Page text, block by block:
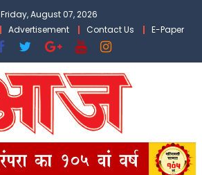
Friday, August 07, 2026
Advertisement Contact Us E-Paper